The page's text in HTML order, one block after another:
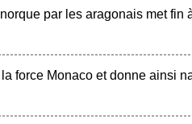
par les aragonais met fin
force Monaco et donne ainsi